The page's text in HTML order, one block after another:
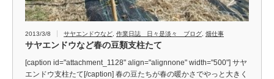
2013/3/8 サヤエンドウなど 作業日誌 日々是淡々 ブログ 畑仕事
サヤエンドウなど春の豆類支柱たて
[caption id="attachment_1128" align="alignnone" width="500"] サヤ
エンドウ支柱たて[/caption] 春の豆たちが春の暖かさでやっと大きく